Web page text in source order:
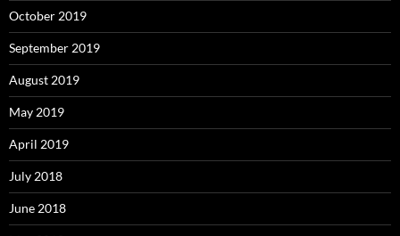
October 2019
September 2019
August 2019
May 2019
April 2019
July 2018
June 2018